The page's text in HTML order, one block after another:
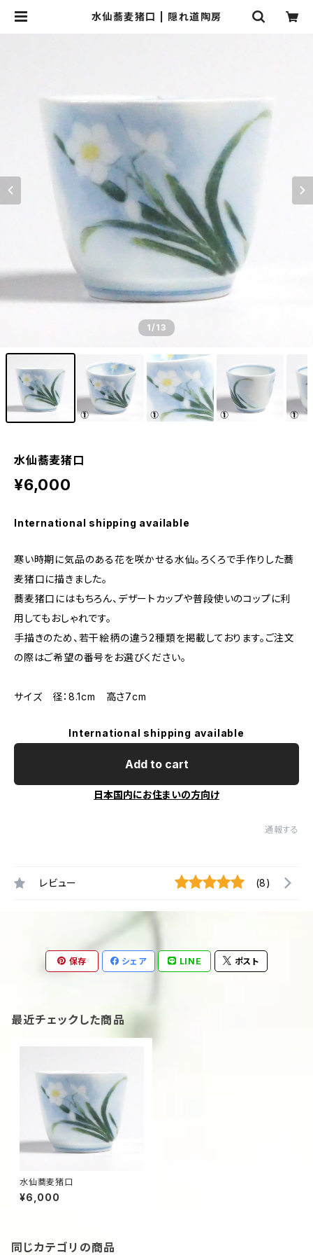
水仙蕎麦猪口 | 隠れ道陶房
1/13
水仙蕎麦猪口
¥6,000
International shipping available
寒い時期に気品のある花を咲かせる水仙。ろくろで手作りした蕎
麦猪口に描きました。
蕎麦猪口にはもちろん、デザートカップや普段使いのコップに利
用してもおしゃれです。
手描きのため、若干絵柄の違う2種類を掲載しております。ご注文
の際はご希望の番号をお選びください。
サイズ 径：8.1cm 高さ7cm
International shipping available
Add to cart
日本国内にお住まいの方向け
通報する
レビュー (8)
保存 シェア LINE ポスト
最近チェックした商品
水仙蕎麦猪口
¥6,000
同じカテゴリの商品